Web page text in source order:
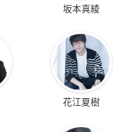
坂本真綾
花江夏樹